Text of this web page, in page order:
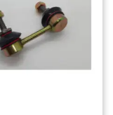
lista de
deseos